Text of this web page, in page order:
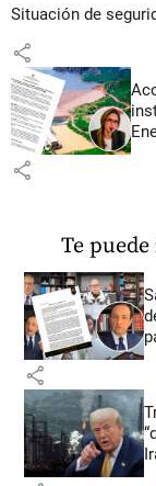
Situación de
share
share
Te
share